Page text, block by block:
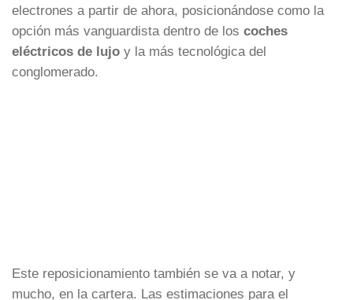
electrones a partir de ahora, posicionándose como la
opción más vanguardista dentro de los coches
eléctricos de lujo y la más tecnológica del
conglomerado.
Este reposicionamiento también se va a notar, y
mucho, en la cartera. Las estimaciones para el